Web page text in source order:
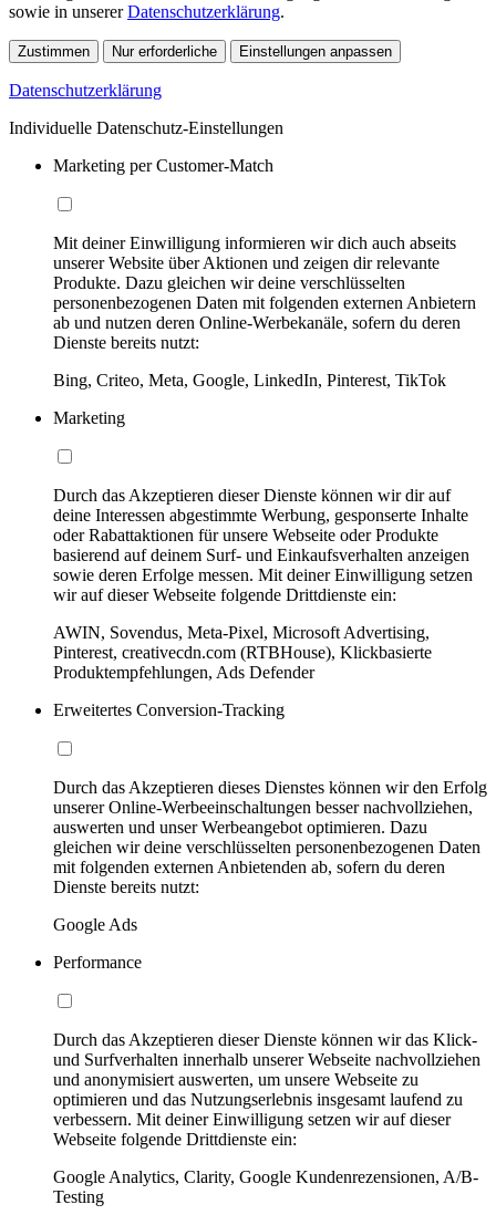
sowie in unsererDatenschutzerklärung.
Zustimmen Nur erforderliche Einstellungen anpassen
Datenschutzerklärung
Individuelle Datenschutz-Einstellungen
Marketing per Customer-Match
Mit deiner Einwilligung informieren wir dich auch abseits
unserer Website über Aktionen und zeigen dir relevante
Produkte. Dazu gleichen wir deine verschlüsselten
personenbezogenen Daten mit folgenden externen Anbietern
ab und nutzen deren Online-Werbekanäle, sofern du deren
Dienste bereits nutzt:
Bing, Criteo, Meta, Google, LinkedIn, Pinterest, TikTok
Marketing
Durch das Akzeptieren dieser Dienste können wir dir auf
deine Interessen abgestimmte Werbung, gesponserte Inhalte
oder Rabattaktionen für unsere Webseite oder Produkte
basierend auf deinem Surf- und Einkaufsverhalten anzeigen
sowie deren Erfolge messen. Mit deiner Einwilligung setzen
wir auf dieser Webseite folgende Drittdienste ein:
AWIN, Sovendus, Meta-Pixel, Microsoft Advertising,
Pinterest, creativecdn.com (RTBHouse), Klickbasierte
Produktempfehlungen, Ads Defender
Erweitertes Conversion-Tracking
Durch das Akzeptieren dieses Dienstes können wir den Erfolg
unserer Online-Werbeeinschaltungen besser nachvollziehen,
auswerten und unser Werbeangebot optimieren. Dazu
gleichen wir deine verschlüsselten personenbezogenen Daten
mit folgenden externen Anbietenden ab, sofern du deren
Dienste bereits nutzt:
Google Ads
Performance
Durch das Akzeptieren dieser Dienste können wir das Klick-
und Surfverhalten innerhalb unserer Webseite nachvollziehen
und anonymisiert auswerten, um unsere Webseite zu
optimieren und das Nutzungserlebnis insgesamt laufend zu
verbessern. Mit deiner Einwilligung setzen wir auf dieser
Webseite folgende Drittdienste ein:
Google Analytics, Clarity, Google Kundenrezensionen, A/B-
Testing